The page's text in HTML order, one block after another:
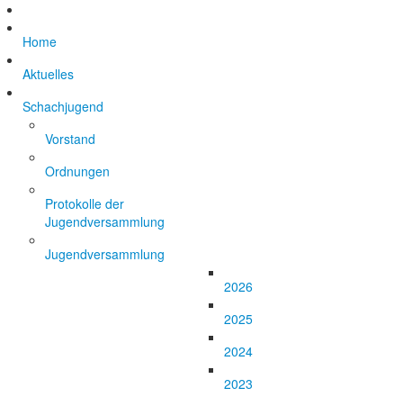
Home
Aktuelles
Schachjugend
Vorstand
Ordnungen
Protokolle der
Jugendversammlung
Jugendversammlung
2026
2025
2024
2023